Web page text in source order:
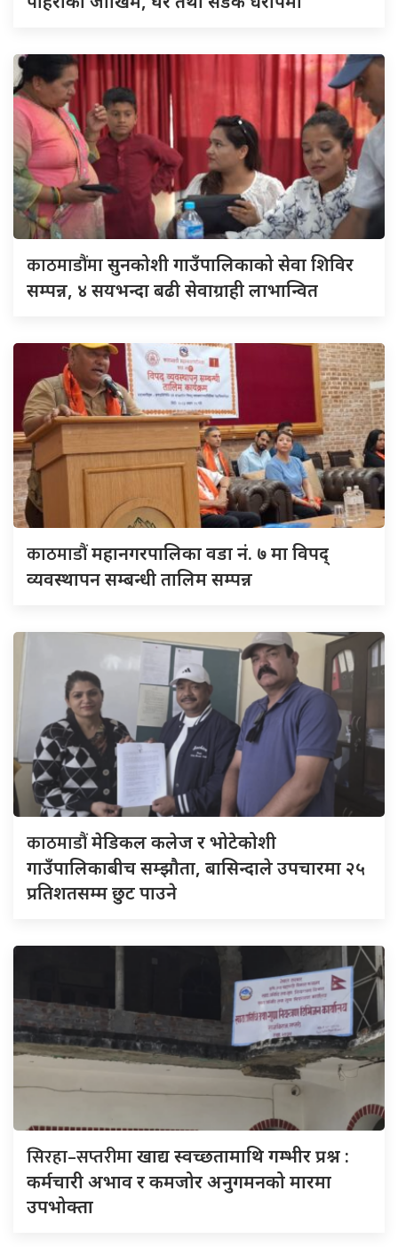
काठमाडौंमासुनकोशी गाउँपालिकाको सेवा शिविर
सम्पन्न, ४ सयभन्दा बढी सेवाग्राही लाभान्वित
काठमाडौंमहानगरपालिका वडा नं. ७ मा विपद्
व्यवस्थापन सम्बन्धी तालिम सम्पन्न
काठमाडौंमेडिकल कलेज र भोटेकोशी
गाउँपालिकाबीच सम्झौता, बासिन्दाले उपचारमा २५
प्रतिशतसम्म छुट पाउने
सिरहा–सप्तरीमाखाद्य स्वच्छतामाथि गम्भीर प्रश्न :
कर्मचारी अभाव र कमजोर अनुगमनको मारमा
उपभोक्ता